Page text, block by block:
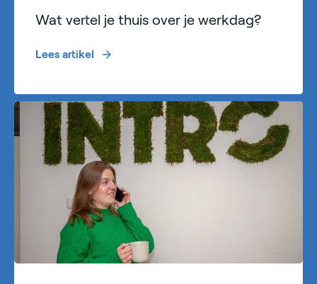
Wat vertel je thuis over je werkdag?
Lees artikel